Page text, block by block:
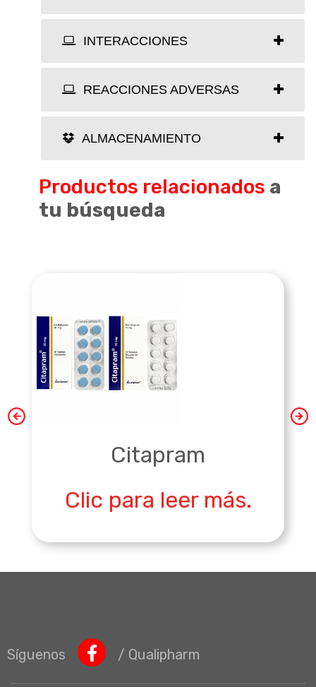
INTERACCIONES
REACCIONES ADVERSAS
ALMACENAMIENTO
Productos relacionados a
tu búsqueda
Citapram
Clic para leer más.
Síguenos / Qualipharm